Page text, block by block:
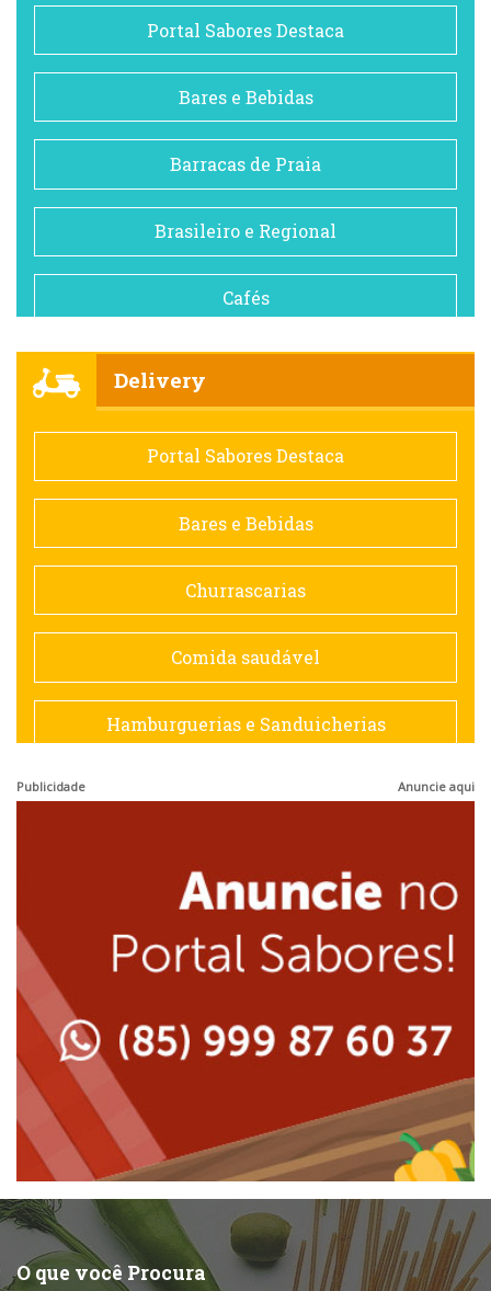
Portal Sabores Destaca
Bares e Bebidas
Barracas de Praia
Brasileiro e Regional
Cafés
Comida saudável
Contemporânea
Doceria
Espanhola
Francesa
Japonesa e Oriental
Lanchonetes
Massas
Peixes e Frutos do Mar
Pizzarias
Delivery
Portal Sabores Destaca
Bares e Bebidas
Churrascarias
Comida saudável
Hamburguerias e Sanduicherias
Peixes e Frutos do Mar
Pizzarias
Portuguesa
Sobremesas e sorvetes
Publicidade Anuncie aqui
O que você Procura